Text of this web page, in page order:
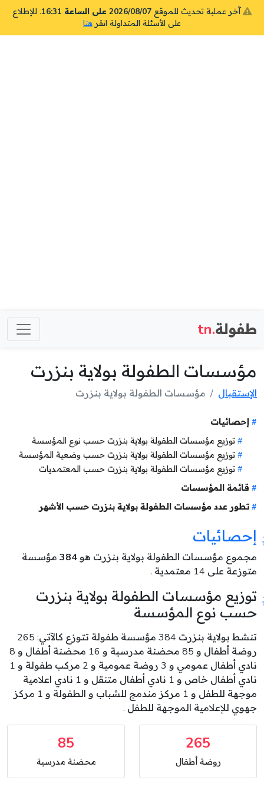
آخر عملية تحديث للموقع 2026/08/07 على الساعة 16:31
. للإطلاع
على الأسئلة المتداولة انقر هنا
طفولة.tn
مؤسسات الطفولة بولاية بنزرت
الإستقبال مؤسسات الطفولة بولاية بنزرت
إحصائيات
توزيع مؤسسات الطفولة بولاية بنزرت حسب نوع المؤسسة
توزيع مؤسسات الطفولة بولاية بنزرت حسب وضعية المؤسسة
توزيع مؤسسات الطفولة بولاية بنزرت حسب المعتمديات
قائمة المؤسسات
تطور عدد مؤسسات الطفولة بولاية بنزرت حسب الأشهر
إحصائيات
مجموع مؤسسات الطفولة بولاية بنزرت هو 384 مؤسسة
متوزعة على 14 معتمدية .
توزيع مؤسسات الطفولة بولاية بنزرت
حسب نوع المؤسسة
تنشط بولاية بنزرت 384 مؤسسة طفولة تتوزع كالآتي: 265
روضة أطفال و 85 محضنة مدرسية و 16 محضنة أطفال و 8
نادي أطفال عمومي و 3 روضة عمومية و 2 مركب طفولة و 1
نادي أطفال خاص و 1 نادي أطفال متنقل و 1 نادي اعلامية
موجهة للطفل و 1 مركز مندمج للشباب و الطفولة و 1 مركز
جهوي للإعلامية الموجهة للطفل .
265
روضة أطفال
85
محضنة مدرسية